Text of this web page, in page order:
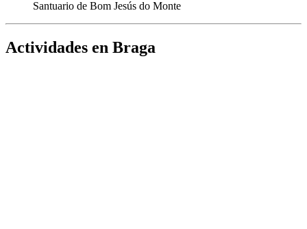
Santuario de Bom Jesús do Monte
Actividades en Braga